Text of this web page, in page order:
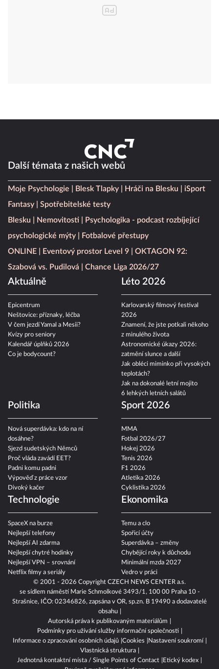
© 2001 - 2026 Copyright CZECH NEWS CENTER a.s.
se sídlem náměstí Marie Schmolkové 3493/1, 100 00 Praha 10 -
Strašnice, IČO: 02346826, zapsána v OR, sp.zn. B 19490 a dodavatelé
obsahu
Autorská práva k publikovaným materiálům
Podmínky pro užívání služby informační společnosti
Informace o zpracování osobních údajů Cookies
Nastavení soukromí
Vlastnická struktura
Jednotná kontaktní místa / Single Points of Contact
Etický kodex
Další témata z našich webů
Moje Psychologie Blesk Tlapky Hráči na Blesku
iSport
Fantasy
Spotřebitelské testy
Blesku
Nemovitosti
Psychologika - podcast rozbíjející
psychologické mýty
Fotbalové přestupy
ONLINE
Eventový prostor Level 9
OKTAGON 92:
Szabová vs. Pudilová
Chance Liga 2026/27
Aktuálně
Epicentrum
Neštovice: příznaky, léčba
V čem jezdí Yamal a Mesii?
Kvízy pro seniory
Kalendář úplňků 2026
Co je bodycount?
Léto 2026
Karlovarský filmový festival
2026
Znamení, že jste potkali někoho
z minulého života
Astronomické úkazy 2026:
zatmění slunce a další
Jak obléci miminko při vysokých
teplotách?
Jak na dokonalé letní mojito
6 lehkých letních salátů
Politika
Nová superdávka: kdo na ní
dosáhne?
Sjezd sudetských Němců
Proč vláda zavádí EET?
Padni komu padni
Výpověď z práce vzor
Divoký kačer
Sport 2026
MMA
Fotbal 2026/27
Hokej 2026
Tenis 2026
F1 2026
Atletika 2026
Cyklistika 2026
Technologie
SpaceX na burze
Nejlepší telefony
Nejlepší AI zdarma
Nejlepší chytré hodinky
Nejlepší VPN – srovnání
Netflix filmy a seriály
Ekonomika
Temu a clo
Spořicí účty
Superdávka – změny
Chybějící roky k důchodu
Minimální mzda 2027
Vedro v práci